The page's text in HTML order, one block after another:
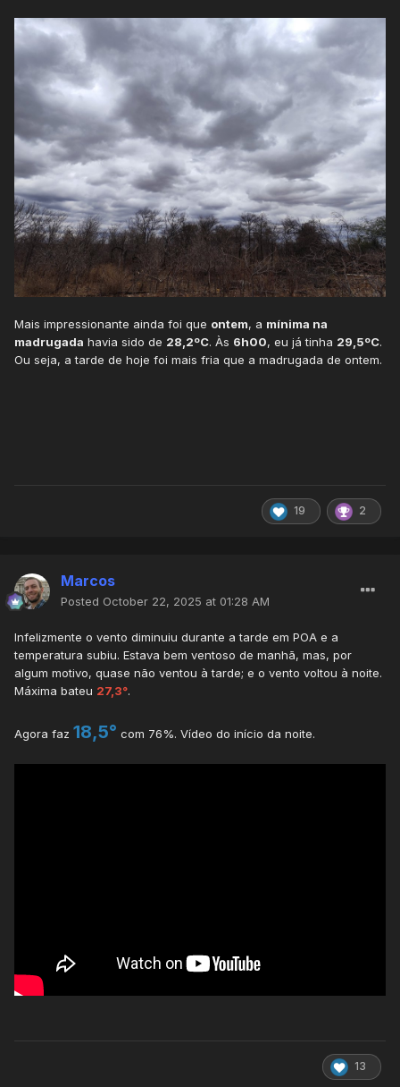
Mais impressionante ainda foi que ontem, a mínima na
madrugada havia sido de 28,2ºC. Às 6h00, eu já tinha 29,5ºC.
Ou seja, a tarde de hoje foi mais fria que a madrugada de ontem.
19 2
Marcos
Posted October 22, 2025 at 01:28 AM
Infelizmente o vento diminuiu durante a tarde em POA e a
temperatura subiu. Estava bem ventoso de manhã, mas, por
algum motivo, quase não ventou à tarde; e o vento voltou à noite.
Máxima bateu 27,3°.
Agora faz 18,5° com 76%. Vídeo do início da noite.
13